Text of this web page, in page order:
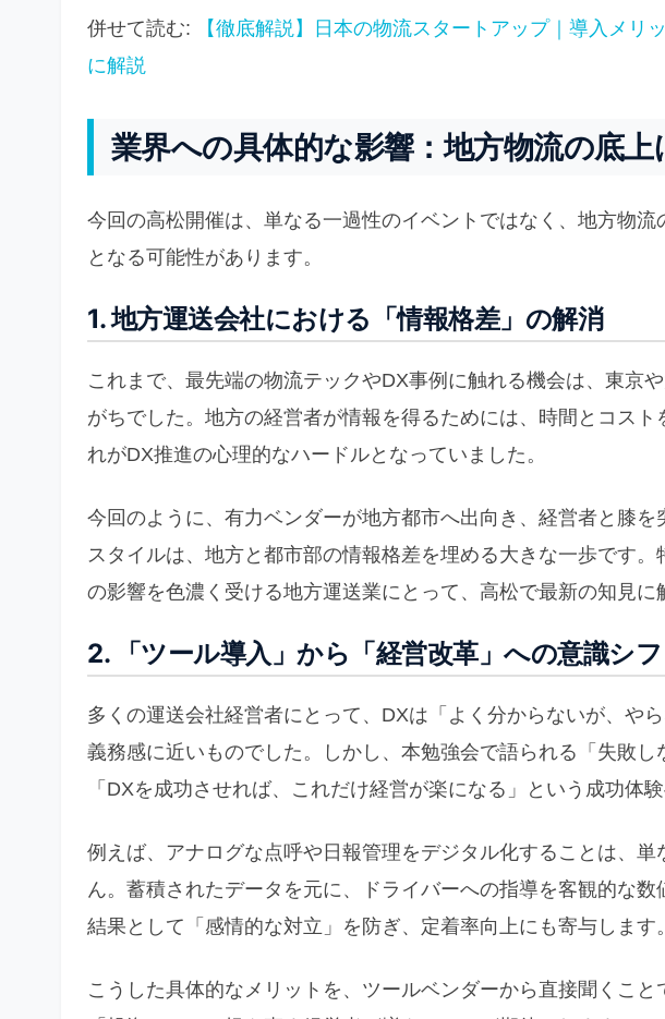
併せて読む:
【徹底解説】日本の物流スタートアップ｜導入メリ
に解説
業界への具体的な影響：地方物流の底上
今回の高松開催は、単なる一過性のイベントではなく、地方物
となる可能性があります。
1. 地方運送会社における「情報格差」の解消
これまで、最先端の物流テックやDX事例に触れる機会は、東京
がちでした。地方の経営者が情報を得るためには、時間とコス
れがDX推進の心理的なハードルとなっていました。
今回のように、有力ベンダーが地方都市へ出向き、経営者と膝
スタイルは、地方と都市部の情報格差を埋める大きな一歩です
の影響を色濃く受ける地方運送業にとって、高松で最新の知見に
2. 「ツール導入」から「経営改革」への意識シフ
多くの運送会社経営者にとって、DXは「よく分からないが、や
義務感に近いものでした。しかし、本勉強会で語られる「失敗
「DXを成功させれば、これだけ経営が楽になる」という成功体
例えば、アナログな点呼や日報管理をデジタル化することは、
ん。蓄積されたデータを元に、ドライバーへの指導を客観的な数
結果として「感情的な対立」を防ぎ、定着率向上にも寄与します。
こうした具体的なメリットを、ツールベンダーから直接聞くこと